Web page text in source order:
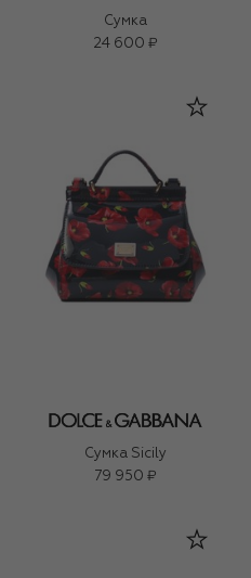
Сумка
24 600 ₽
Сумка Sicily
79 950 ₽